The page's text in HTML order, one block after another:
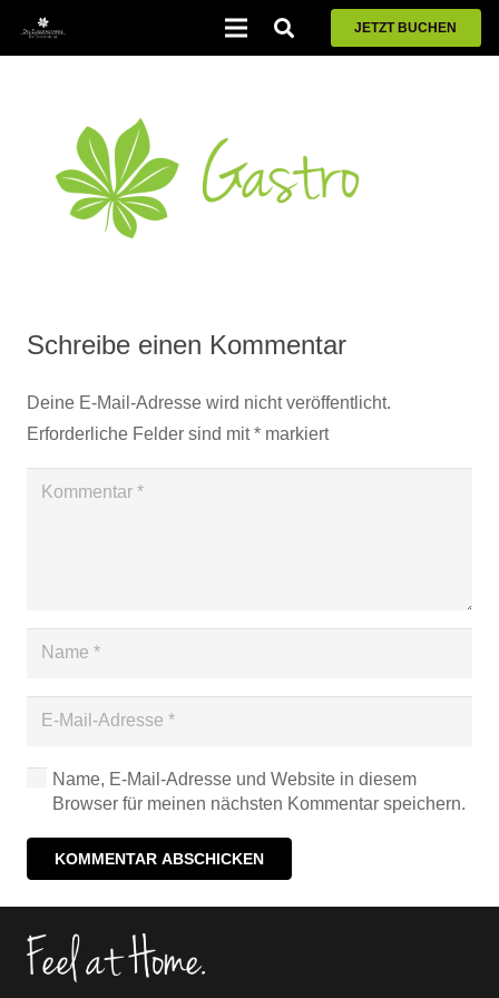
JETZT BUCHEN
Schreibe einen Kommentar
Deine E-Mail-Adresse wird nicht veröffentlicht.
Erforderliche Felder sind mit* markiert
Name, E-Mail-Adresse und Website in diesem
Browser für meinen nächsten Kommentar speichern.
KOMMENTAR ABSCHICKEN